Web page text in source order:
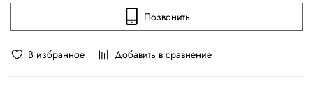
В избранное Добавить в сравнение
Позвонить